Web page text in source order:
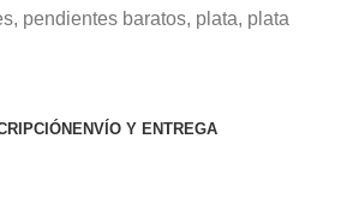
, pendientes baratos, plata, plata
ENVÍO Y ENTREGA